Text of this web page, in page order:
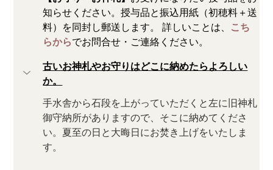
知らせください。授与品と振込用紙（初穂料＋送
料）を同封し郵送します。 詳しいことは、 こち
らからでお問合せ・ご連絡ください。
古いお神札やお守りはどこに納めたらよろしい
か。
手水舎から石段を上がっていただくと左に旧神札
御守納所がありますので、そこに納めてくださ
い。夏至の日と大晦日にお焚き上げをいたしま
す。